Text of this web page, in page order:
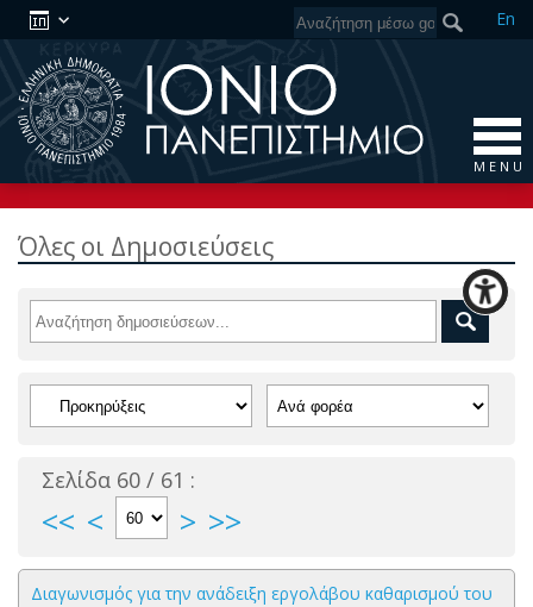
En
M E N U
Όλες οι Δημοσιεύσεις
Σελίδα 60 / 61 :
<< < > >>
Διαγωνισμός για την ανάδειξη εργολάβου καθαρισμού του